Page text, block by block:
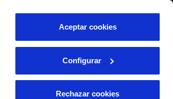
Aceptar cookies
Configurar
Rechazar cookies
INCIDENCIAS
Comunica anomalías o posibles
Área de clientes